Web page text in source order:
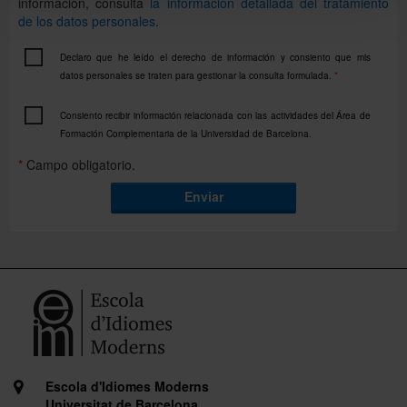
de los datos personales.
Declaro que he leído el derecho de información y consiento que mis
datos personales se traten para gestionar la consulta formulada. *
Consiento recibir información relacionada con las actividades del Área de
Formación Complementaria de la Universidad de Barcelona.
* Campo obligatorio.
Enviar
Escola d'Idiomes Moderns